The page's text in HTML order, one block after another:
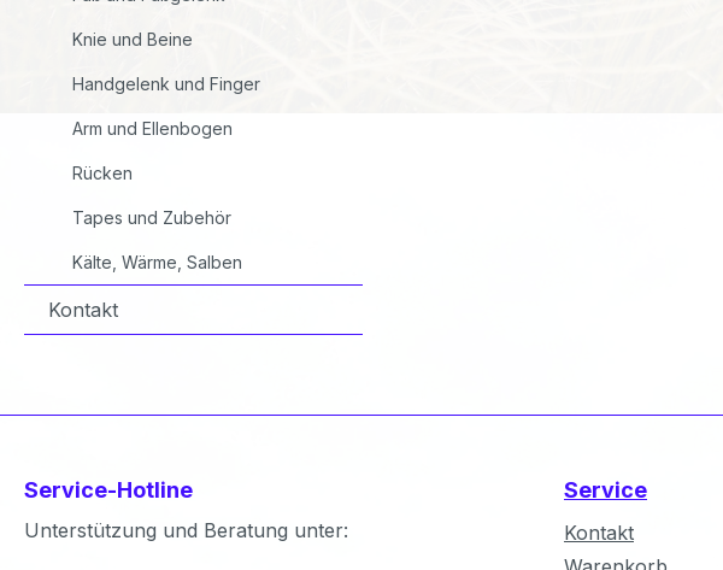
Knie und Beine
Handgelenk und Finger
Arm und Ellenbogen
Rücken
Tapes und Zubehör
Kälte, Wärme, Salben
Kontakt
Service-Hotline
Unterstützung und Beratung unter:
Service
Kontakt